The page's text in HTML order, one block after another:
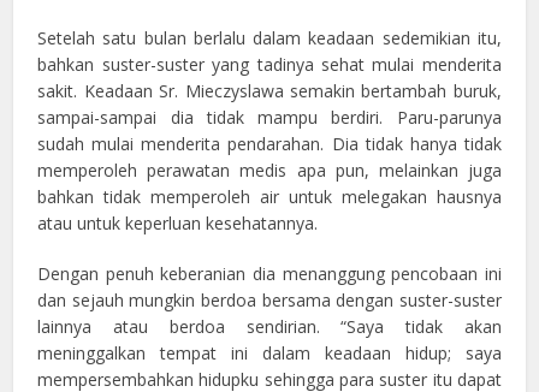
Setelah satu bulan berlalu dalam keadaan sedemikian itu,
bahkan suster-suster yang tadinya sehat mulai menderita
sakit. Keadaan Sr. Mieczyslawa semakin bertambah buruk,
sampai-sampai dia tidak mampu berdiri. Paru-parunya
sudah mulai menderita pendarahan. Dia tidak hanya tidak
memperoleh perawatan medis apa pun, melainkan juga
bahkan tidak memperoleh air untuk melegakan hausnya
atau untuk keperluan kesehatannya.
Dengan penuh keberanian dia menanggung pencobaan ini
dan sejauh mungkin berdoa bersama dengan suster-suster
lainnya atau berdoa sendirian. “Saya tidak akan
meninggalkan tempat ini dalam keadaan hidup; saya
mempersembahkan hidupku sehingga para suster itu dapat